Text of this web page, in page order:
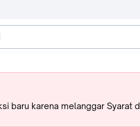
baru karena melanggar Syarat